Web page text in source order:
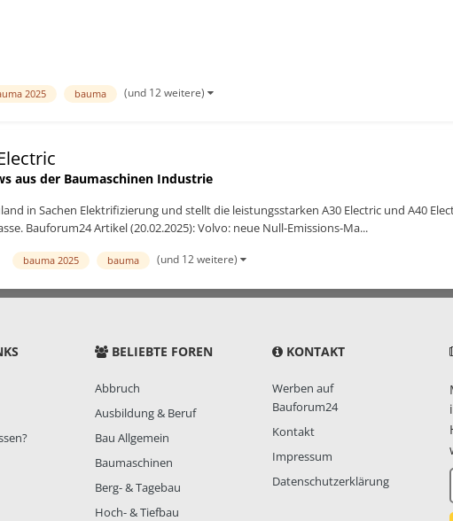
2025 bauma (und 12 weitere)
aus der Baumaschinen Industrie
in Sachen Elektrifizierung und stellt die leistungsstarken A30 Electric und A40
Bauforum24 Artikel (20.02.2025): Volvo: neue Null-Emissions-Ma...
bauma 2025 bauma (und 12 weitere)
BELIEBTE FOREN
Abbruch
Ausbildung & Beruf
Bau Allgemein
Baumaschinen
Berg- & Tagebau
Hoch- & Tiefbau
KONTAKT
Werben auf
Bauforum24
Kontakt
Impressum
Datenschutzerklärung